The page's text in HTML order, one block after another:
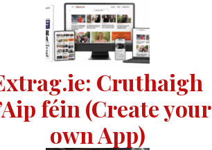
Cruthaigh
féin (Create your
own App)